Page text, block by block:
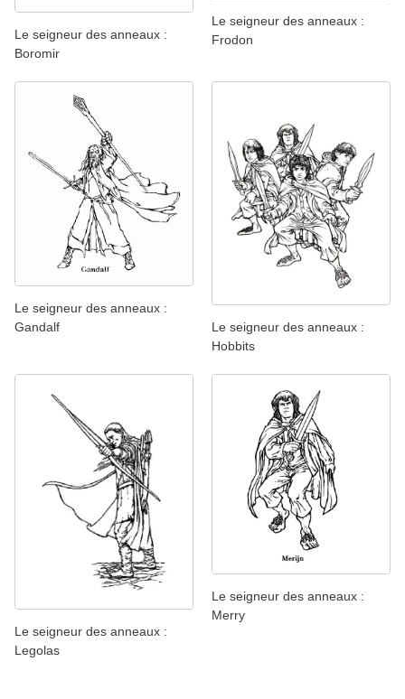
Le seigneur des anneaux :
Boromir
Le seigneur des anneaux :
Frodon
Le seigneur des anneaux :
Gandalf
Le seigneur des anneaux :
Hobbits
Le seigneur des anneaux :
Legolas
Le seigneur des anneaux :
Merry